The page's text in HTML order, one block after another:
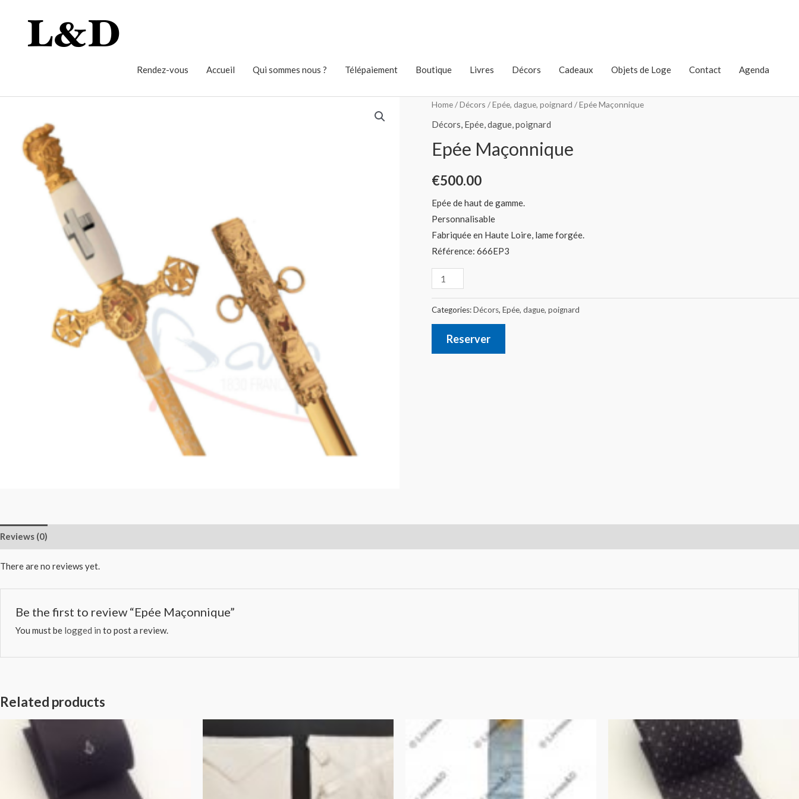
Rendez-vous Accueil Qui sommes nous ? Télépaiement Boutique Livres Décors Cadeaux Objets de Loge Contact Agenda
Home/Décors /Epée, dague, poignard / Epée Maçonnique
Décors, Epée, dague, poignard
Epée Maçonnique
€500.00
Epée de haut de gamme.
Personnalisable
Fabriquée en Haute Loire, lame forgée.
Référence: 666EP3
Categories:Décors, Epée, dague, poignard
Reserver
Reviews (0)
There are no reviews yet.
Be the first to review “Epée Maçonnique”
You must be logged in to post a review.
Related products